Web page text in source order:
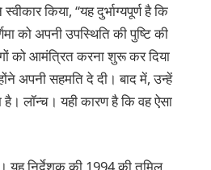
किया, “यह दुर्भाग्यपूर्ण है कि
को अपनी उपस्थिति की पुष्टि की
को आमंत्रित करना शुरू कर दिया
अपनी सहमति दे दी। बाद में, उन्हें
लॉन्च। यही कारण है कि वह ऐसा